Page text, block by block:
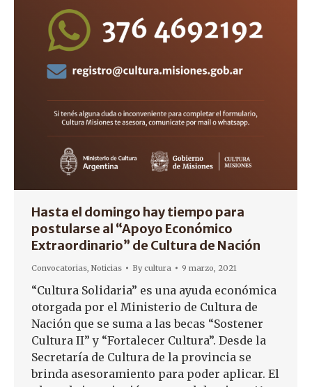
Hasta el domingo hay tiempo para
postularse al “Apoyo Económico
Extraordinario” de Cultura de Nación
Convocatorias, Noticias Bycultura 9 marzo, 2021
“Cultura Solidaria” es una ayuda económica
otorgada por el Ministerio de Cultura de
Nación que se suma a las becas “Sostener
Cultura II” y “Fortalecer Cultura”. Desde la
Secretaría de Cultura de la provincia se
brinda asesoramiento para poder aplicar. El